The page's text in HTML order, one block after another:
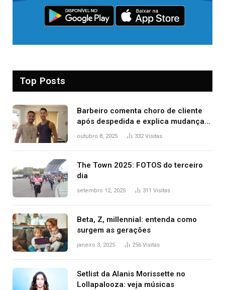
Top Posts
Barbeiro comenta choro de cliente
após despedida e explica mudança
para o TO: ‘Não esperava atingir
outubro 8, 2025 332Visitas
The Town 2025: FOTOS do terceiro
dia
setembro 12, 2025 311 Visitas
Beta, Z, millennial: entenda como
surgem as gerações
janeiro 3, 2025 256 Visitas
Setlist da Alanis Morissette no
Lollapalooza: veja músicas